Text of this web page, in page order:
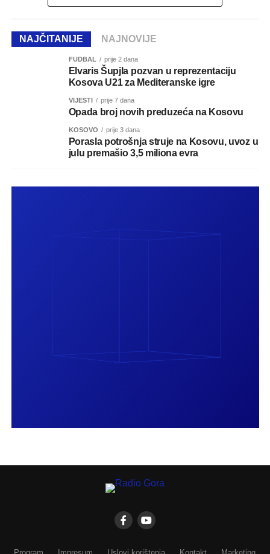
NAJČITANIJE NAJNOVIJE
FUDBAL prije 2 dana
Elvaris Šupjla pozvan u reprezentaciju
Kosova U21 za Mediteranske igre
VIJESTI prije 7 dana
Opada broj novih preduzeća na Kosovu
KOSOVO prije 3 dana
Porasla potrošnja struje na Kosovu, uvoz u
julu premašio 3,5 miliona evra